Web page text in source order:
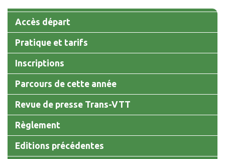
Main
navigation
Accès départ
Pratique et tarifs
Inscriptions
Parcours de cette année
Revue de presse Trans-VTT
Règlement
Editions précédentes